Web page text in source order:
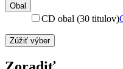
Obal
CD obal (30 titulov)
Zúžiť výber